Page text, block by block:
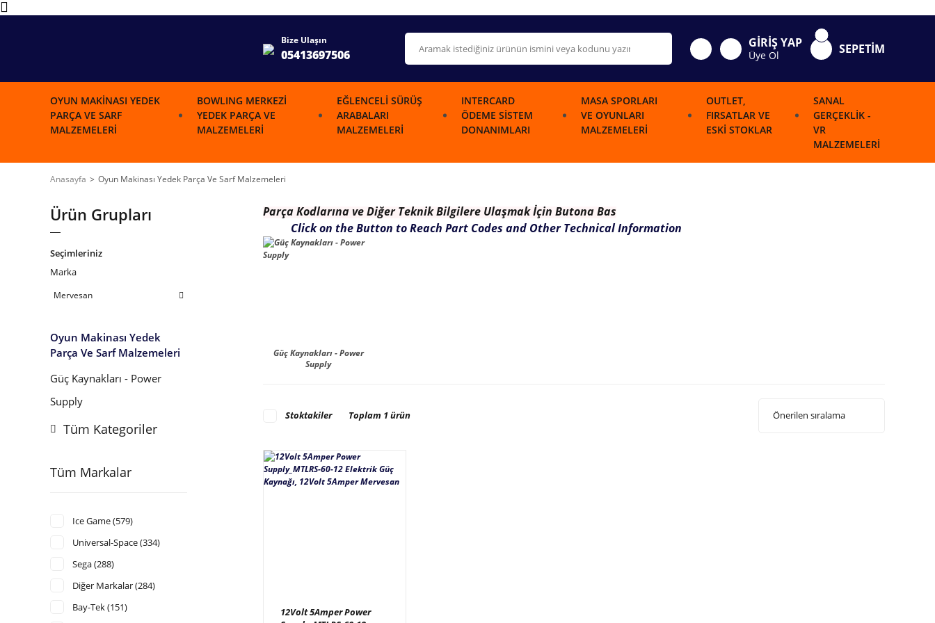
Bize Ulaşın
05413697506
GİRİŞ YAP
Üye Ol SEPETİM
OYUN MAKINASI YEDEK
PARÇA VE SARF
MALZEMELERI
BOWLING MERKEZI
YEDEK PARÇA VE
MALZEMELERI
EĞLENCELI SÜRÜŞ
ARABALARI
MALZEMELERI
INTERCARD
ÖDEME SISTEM
DONANIMLARI
MASA SPORLARI
VE OYUNLARI
MALZEMELERI
OUTLET,
FIRSATLAR VE
ESKI STOKLAR
SANAL
GERÇEKLIK -
VR
MALZEMELERI
Anasayfa Oyun Makinası Yedek Parça Ve Sarf Malzemeleri
Ürün Grupları
Seçimleriniz
Marka
Mervesan
Oyun Makinası Yedek
Parça Ve Sarf Malzemeleri
Güç Kaynakları - Power
Supply
Tüm Kategoriler
Tüm Markalar
Ice Game (579)
Universal-Space (334)
Sega (288)
Diğer Markalar (284)
Bay-Tek (151)
Parça Kodlarına ve Diğer Teknik Bilgilere Ulaşmak İçin Butona Bas
Click on the Button to Reach Part Codes and Other Technical Information
Güç Kaynakları - Power
Supply
Stoktakiler Toplam 1 ürün
12Volt 5Amper Power